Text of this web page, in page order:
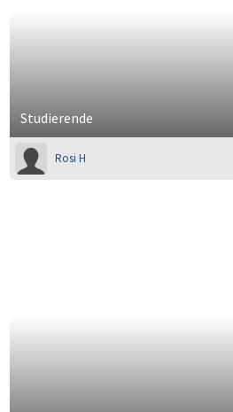
Studierende
Rosi H